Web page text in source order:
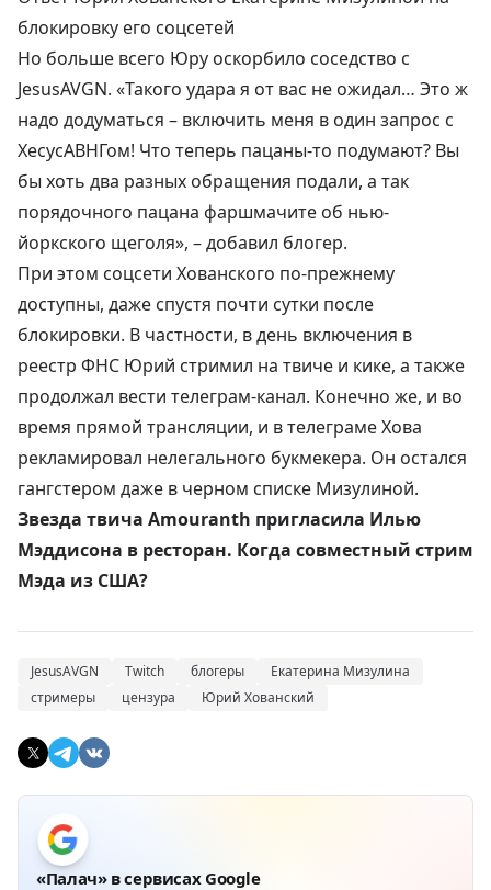
блокировку его соцсетей
Но больше всего Юру оскорбило соседство с
JesusAVGN. «Такого удара я от вас не ожидал… Это ж
надо додуматься – включить меня в один запрос с
ХесусАВНГом! Что теперь пацаны-то подумают? Вы
бы хоть два разных обращения подали, а так
порядочного пацана фаршмачите об нью-
йоркского щеголя», – добавил блогер.
При этом соцсети Хованского по-прежнему
доступны, даже спустя почти сутки после
блокировки. В частности, в день включения в
реестр ФНС Юрий стримил на твиче и кике, а также
продолжал вести телеграм-канал. Конечно же, и во
время прямой трансляции, и в телеграме Хова
рекламировал нелегального букмекера. Он остался
гангстером даже в черном списке Мизулиной.
Звезда твича Amouranth пригласила Илью
Мэддисона в ресторан. Когда совместный стрим
Мэда из США?
JesusAVGN Twitch блогеры
Екатерина Мизулина
стримеры
цензура Юрий Хованский
«Палач» в сервисах Google